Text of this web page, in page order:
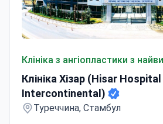
Клініка з ангіопластики з
Клініка Хізар (Hisar Hospital
Intercontinental)
Туреччина, Стамбул